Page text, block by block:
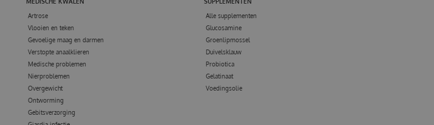
Artrose
Vlooien en teken
Gevoelige maag en darmen
Verstopte anaalklieren
Medische problemen
Nierproblemen
Overgewicht
Ontworming
Gebitsverzorging
Alle supplementen
Glucosamine
Groenlipmossel
Duivelsklauw
Probiotica
Gelatinaat
Voedingsolie